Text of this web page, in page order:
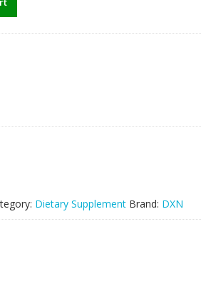
Dietary Supplement Brand: DXN